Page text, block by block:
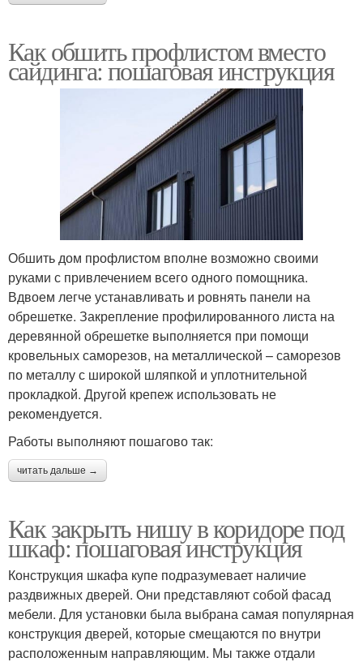
Как обшить профлистом вместо
сайдинга: пошаговая инструкция
Обшить дом профлистом вполне возможно своими
руками с привлечением всего одного помощника.
Вдвоем легче устанавливать и ровнять панели на
обрешетке. Закрепление профилированного листа на
деревянной обрешетке выполняется при помощи
кровельных саморезов, на металлической – саморезов
по металлу с широкой шляпкой и уплотнительной
прокладкой. Другой крепеж использовать не
рекомендуется.
Работы выполняют пошагово так:
читать дальше →
Как закрыть нишу в коридоре под
шкаф: пошаговая инструкция
Конструкция шкафа купе подразумевает наличие
раздвижных дверей. Они представляют собой фасад
мебели. Для установки была выбрана самая популярная
конструкция дверей, которые смещаются по внутри
расположенным направляющим. Мы также отдали